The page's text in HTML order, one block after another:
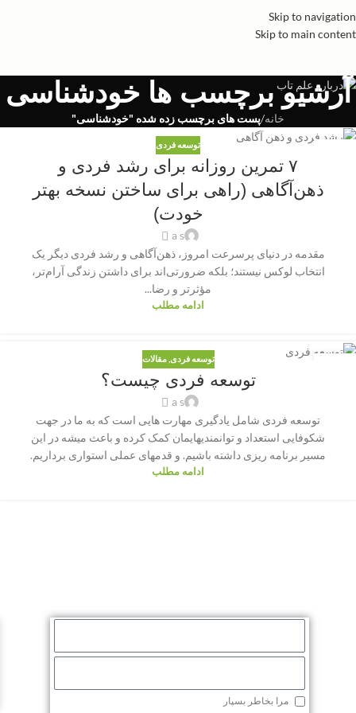
Skip to navigation
Skip to main content
آرشیو برچسب ها خودشناسی
خانه/پست های برچسب زده شده "خودشناسی"
توسعه فردی
۷ تمرین روزانه برای رشد فردی و
ذهن‌آگاهی (راهی برای ساختن نسخه بهتر
خودت)
a s
مقدمه در دنیای پرسرعت امروز، ذهن‌آگاهی و رشد فردی دیگر یک
انتخاب لوکس نیستند؛ بلکه ضرورتی‌اند برای داشتن زندگی آرام‌تر،
مؤثرتر و رضا...
ادامه مطلب
توسعه فردی ,مقالات
توسعه فردی چیست؟
a s
توسعه فردی شامل یادگیری مهارت هایی است که به ما در جهت
شکوفایی استعداد و توانمندیهایمان کمک کرده و باعث میشه در این
مسیر برنامه ریزی داشته باشیم. و قدمهای عملی استواری برداریم.
ادامه مطلب
مرا بخاطر بسپار